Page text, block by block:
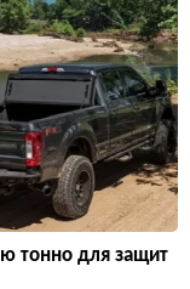
тонно для защит